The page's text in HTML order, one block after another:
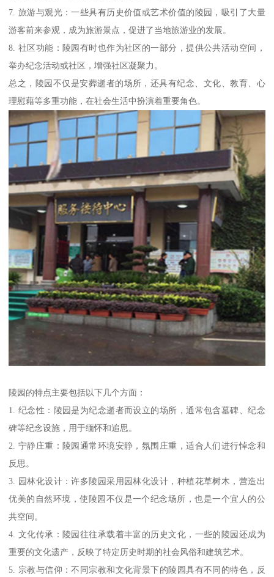
7. 旅游与观光：一些具有历史价值或艺术价值的陵园，吸引了大量
游客前来参观，成为旅游景点，促进了当地旅游业的发展。
8. 社区功能：陵园有时也作为社区的一部分，提供公共活动空间，
举办纪念活动或社区，增强社区凝聚力。
总之，陵园不仅是安葬逝者的场所，还具有纪念、文化、教育、心
理慰藉等多重功能，在社会生活中扮演着重要角色。
陵园的特点主要包括以下几个方面：
1. 纪念性：陵园是为纪念逝者而设立的场所，通常包含墓碑、纪念
碑等纪念设施，用于缅怀和追思。
2. 宁静庄重：陵园通常环境安静，氛围庄重，适合人们进行悼念和
反思。
3. 园林化设计：许多陵园采用园林化设计，种植花草树木，营造出
优美的自然环境，使陵园不仅是一个纪念场所，也是一个宜人的公
共空间。
4. 文化传承：陵园往往承载着丰富的历史文化，一些的陵园还成为
重要的文化遗产，反映了特定历史时期的社会风俗和建筑艺术。
5. 宗教与信仰：不同宗教和文化背景下的陵园具有不同的特色，反